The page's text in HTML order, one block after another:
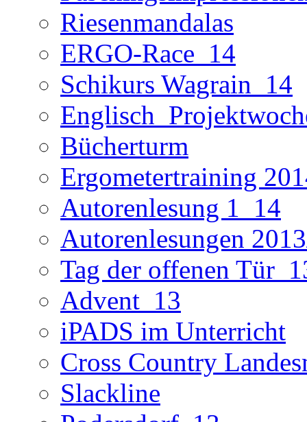
Riesenmandalas
ERGO-Race_14
Schikurs Wagrain_14
Bücherturm
Ergometertraining
Autorenlesung 1_14
Autorenlesungen
Tag der offenen
Advent_13
iPADS im Unterricht
Cross Country
Slackline